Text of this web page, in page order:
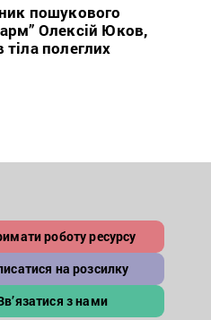
пошукового
Олексій Юков,
полеглих
роботу ресурсу
на розсилку
з нами